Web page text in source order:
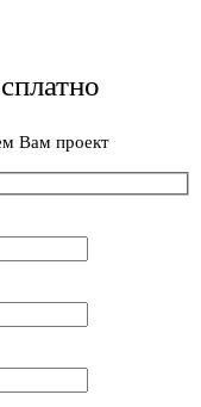
Вам проект